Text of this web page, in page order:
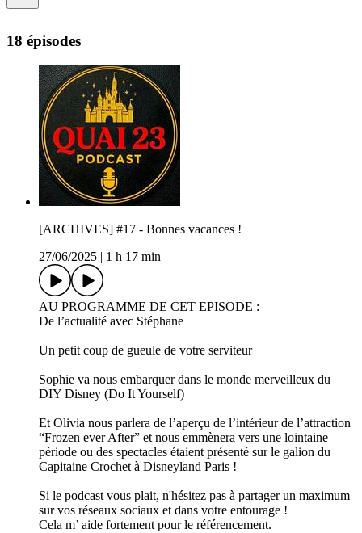
18 épisodes
[ARCHIVES] #17 - Bonnes vacances !
27/06/2025
1 h 17 min
AU PROGRAMME DE CET EPISODE :
De l’actualité avec Stéphane
Un petit coup de gueule de votre serviteur
Sophie va nous embarquer dans le monde merveilleux du
DIY Disney (Do It Yourself)
Et Olivia nous parlera de l’aperçu de l’intérieur de l’attraction
“Frozen ever After” et nous emmènera vers une lointaine
période ou des spectacles étaient présenté sur le galion du
Capitaine Crochet à Disneyland Paris !
Si le podcast vous plait, n'hésitez pas à partager un maximum
sur vos réseaux sociaux et dans votre entourage !
Cela m’ aide fortement pour le référencement.